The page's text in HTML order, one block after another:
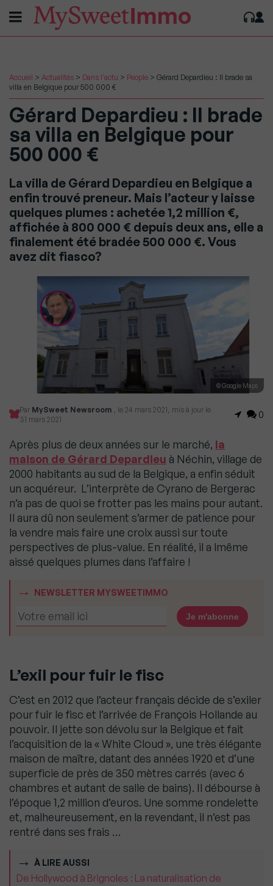
Accueil > Actualités > Dans l'actu > People > Gérard Depardieu : Il brade sa
villa en Belgique pour 500 000 €
Gérard Depardieu : Il brade
sa villa en Belgique pour
500 000 €
La villa de Gérard Depardieu en Belgique a
enfin trouvé preneur. Mais l’acteur y laisse
quelques plumes : achetée 1,2 million €,
affichée à 800 000 € depuis deux ans, elle a
finalement été bradée 500 000 €. Vous
avez dit fiasco?
© Google Maps
Par MySweet Newsroom
, le 24 mars 2021, mis à jour le
31 mars 2021
0
Après plus de deux années sur le marché, la
maison de Gérard Depardieu à Néchin, village de
2000 habitants au sud de la Belgique, a enfin séduit
un acquéreur. L’interprète de Cyrano de Bergerac
n’a pas de quoi se frotter pas les mains pour autant.
Il aura dû non seulement s’armer de patience pour
la vendre mais faire une croix aussi sur toute
perspectives de plus-value. En réalité, il a lmême
aissé quelques plumes dans l’affaire !
NEWSLETTER MYSWEETIMMO
L’exil pour fuir le fisc
C’est en 2012 que l’acteur français décide de s’exiler
pour fuir le fisc et l’arrivée de François Hollande au
pouvoir. Il jette son dévolu sur la Belgique et fait
l’acquisition de la « White Cloud », une très élégante
maison de maître, datant des années 1920 et d’une
superficie de près de 350 mètres carrés (avec 6
chambres et autant de salle de bains). Il débourse à
l’époque 1,2 million d’euros. Une somme rondelette
et, malheureusement, en la revendant, il n’est pas
rentré dans ses frais …
À LIRE AUSSI
De Hollywood à Brignoles : La naturalisation de